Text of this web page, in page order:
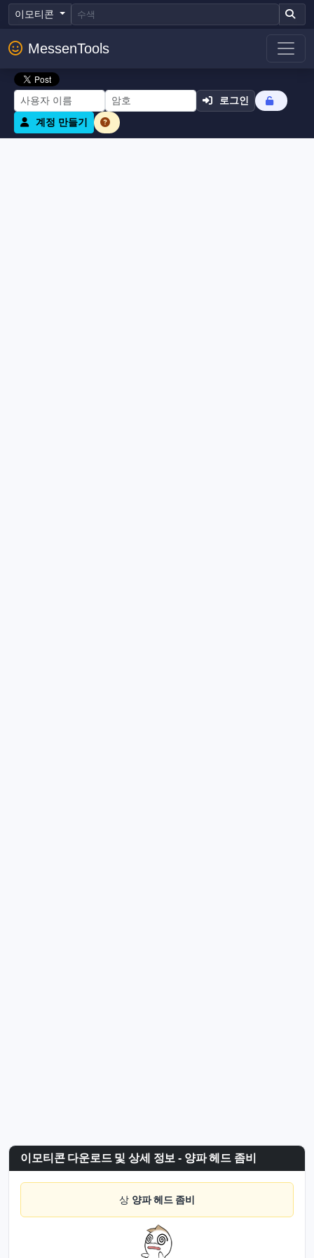
이모티콘
MessenTools
로그인
계정 만들기
이모티콘 다운로드 및 상세 정보 - 양파 헤드 좀비
상 양파 헤드 좀비